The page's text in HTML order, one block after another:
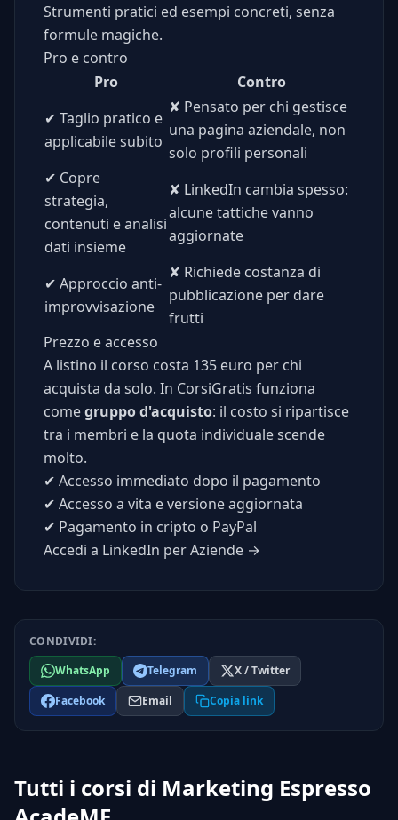
Strumenti pratici ed esempi concreti, senza
formule magiche.
Pro e contro
Pro
Contro
✔ Taglio pratico e
applicabile subito
✘ Pensato per chi gestisce
una pagina aziendale, non
solo profili personali
✔ Copre
strategia,
contenuti e analisi
dati insieme
✘ LinkedIn cambia spesso:
alcune tattiche vanno
aggiornate
✔ Approccio anti-
improvvisazione
✘ Richiede costanza di
pubblicazione per dare
frutti
Prezzo e accesso
A listino il corso costa 135 euro per chi
acquista da solo. In CorsiGratis funziona
comegruppo d'acquisto: il costo si ripartisce
tra i membri e la quota individuale scende
molto.
✔ Accesso immediato dopo il pagamento
✔ Accesso a vita e versione aggiornata
✔ Pagamento in cripto o PayPal
Accedi a LinkedIn per Aziende →
CONDIVIDI:
WhatsApp
Telegram
X / Twitter
Facebook
Email Copia link
Tutti i corsi di Marketing Espresso